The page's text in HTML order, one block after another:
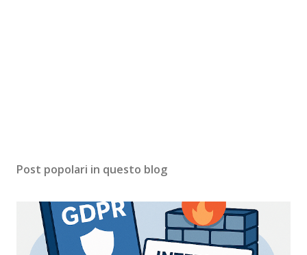
Post popolari in questo blog